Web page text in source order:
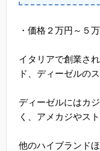
・価格２万円～５
イタリアで創業さ
ド、ディーゼルの
ディーゼルにはカ
く、アメカジやス
他のハイブランド